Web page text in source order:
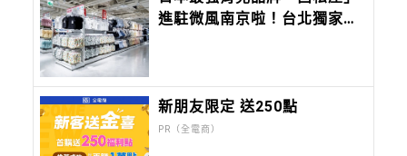
進駐微風南京啦！台北獨家限
新朋友限定 送250點
PR（全電商）